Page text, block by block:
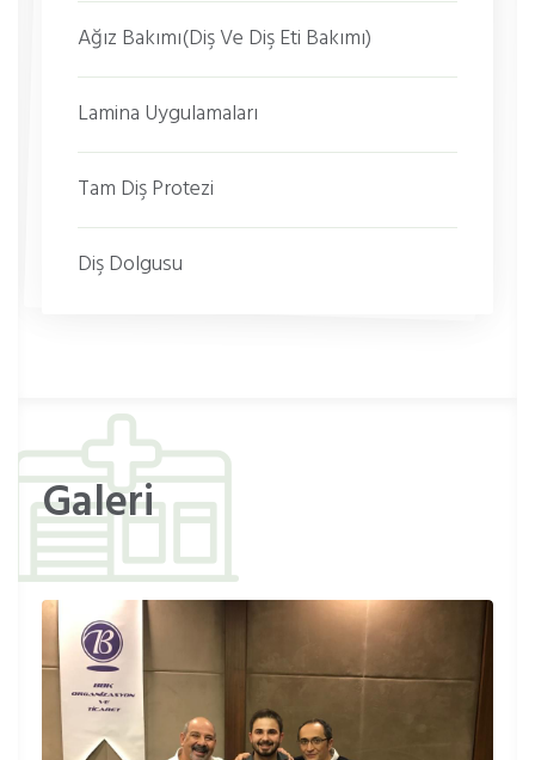
Ağız Bakımı(Diş Ve Diş Eti Bakımı)
Lamina Uygulamaları
Tam Diş Protezi
Diş Dolgusu
Galeri